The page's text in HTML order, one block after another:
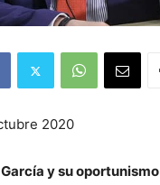
2020
y su oportunismo